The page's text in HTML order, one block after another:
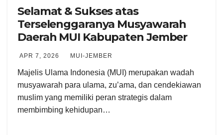
Selamat & Sukses atas
Terselenggaranya Musyawarah
Daerah MUI Kabupaten Jember
APR 7, 2026 MUI-JEMBER
Majelis Ulama Indonesia (MUI) merupakan wadah
musyawarah para ulama, zu’ama, dan cendekiawan
muslim yang memiliki peran strategis dalam
membimbing kehidupan…